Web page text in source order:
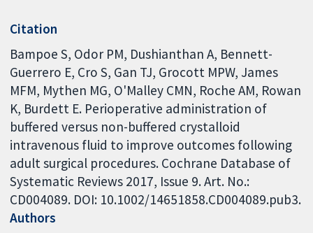
Citation
Bampoe S, Odor PM, Dushianthan A, Bennett-
Guerrero E, Cro S, Gan TJ, Grocott MPW, James
MFM, Mythen MG, O'Malley CMN, Roche AM, Rowan
K, Burdett E. Perioperative administration of
buffered versus non-buffered crystalloid
intravenous fluid to improve outcomes following
adult surgical procedures. Cochrane Database of
Systematic Reviews 2017, Issue 9. Art. No.:
CD004089. DOI: 10.1002/14651858.CD004089.pub3.
Authors